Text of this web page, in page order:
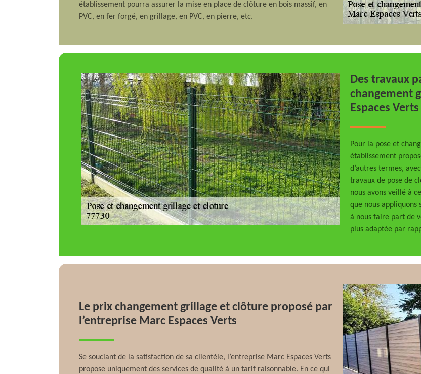
établissement pourra assurer la mise en place de clôture en bois massif, en
PVC, en fer forgé, en grillage, en PVC, en pierre, etc.
Des travaux
changement
Espaces Verts
Pour la pose et
établissement
d’autres termes,
travaux de pose de
nous avons veillé à
que nous appliquons
à nous faire part de
plus adaptée par
Le prix changement grillage et clôture proposé par
l’entreprise Marc Espaces Verts
Se souciant de la satisfaction de sa clientèle, l’entreprise Marc Espaces Verts
propose uniquement des services de qualité à un tarif raisonnable. En ce qui